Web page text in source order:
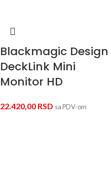
Blackmagic Design
DeckLink Mini
Monitor HD
22.420,00 RSD sa PDV-om